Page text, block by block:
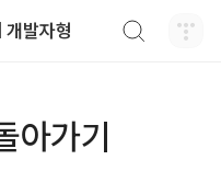
발자형
아가기